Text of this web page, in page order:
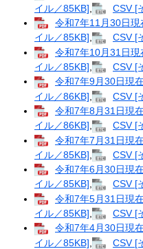
イル／85KB]
CSV [
令和7年11月30日
イル／85KB],
CSV [
令和7年10月31日
イル／85KB]
CSV [
令和7年9月30日現
イル／86KB]
CSV [
令和7年8月31日現
イル／86KB],
CSV [
令和7年7月31日現
イル／85KB]
CSV [
令和7年6月30日現
イル／85KB],
CSV [
令和7年5月31日現
イル／85KB]
CSV [
令和7年4月30日現
イル／85KB]
CSV [